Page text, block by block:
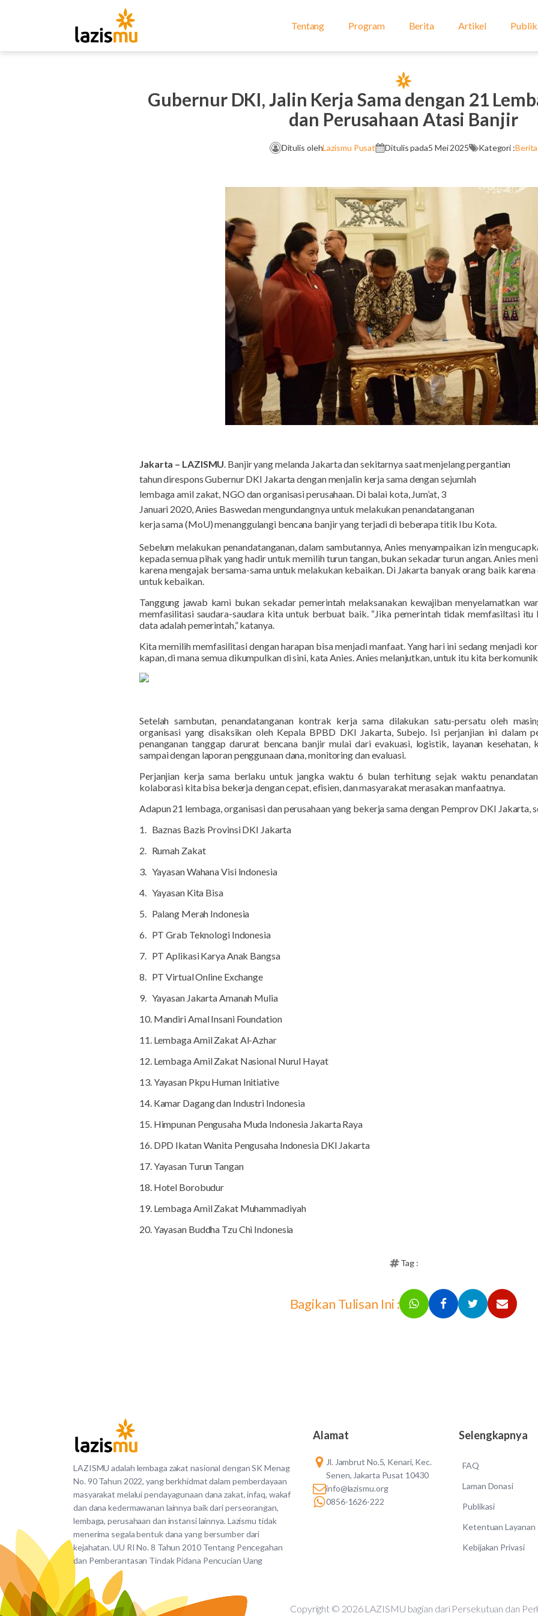
Tentang Program Berita Artikel
Gubernur DKI, Jalin Kerja Sama dengan 21
dan Perusahaan Atasi Banjir
Ditulis olehLazismu Pusat Ditulis pada5 Mei 2025 Kategori :Berita
Jakarta – LAZISMU. Banjir yang melanda Jakarta dan sekitarnya saat menjelang pergantian
tahun direspons Gubernur DKI Jakarta dengan menjalin kerjasama dengan sejumlah
lembaga amil zakat, NGO dan organisasi perusahaan. Di balai kota, Jum’at, 3
Januari 2020, Anies Baswedan mengundangnya untuk melakukan penandatanganan
kerjasama (MoU) menanggulangi bencana banjir yang terjadi di beberapa titik Ibu Kota.
Sebelum melakukan penandatanganan, dalam sambutannya, Anies menyampaikan izin
kepada semua pihak yang hadir untuk memilih turun tangan, bukan sekadar turun angan.Anies
karena mengajak bersama-sama untuk melakukan kebaikan. Di Jakarta banyak orang baik
untuk kebaikan.
Tanggung jawab kami bukan sekadar pemerintah melaksanakan kewajiban menyelamatkan
memfasilitasi saudara-saudara kita untuk berbuat baik. “Jika pemerintah tidak memfasiltasi itu
data adalah pemerintah,” katanya.
Kita memilih memfasilitasi dengan harapan bisa menjadi manfaat. Yang hari ini sedang menjadi
kapan, di mana semua dikumpulkan di sini, kata Anies.Anies melanjutkan, untuk itu kita
Setelah sambutan, penandatanganan kontrak kerja sama dilakukan satu-persatu oleh
organisasi yang disaksikan oleh Kepala BPBD DKI Jakarta, Subejo. Isi perjanjian ini dalam
penanganan tanggap darurat bencana banjir mulai dari evakuasi, logistik, layanan
sampai dengan laporan penggunaan dana, monitoring dan evaluasi.
Perjanjian kerja sama berlaku untuk jangka waktu 6 bulan terhitung sejak waktu
kolaborasi kita bisa bekerja dengan cepat, efisien, dan masyarakat merasakan manfaatnya.
Adapun21 lembaga, organisasi dan perusahaan yang bekerja sama dengan Pemprov DKI Jakarta,
1. Baznas Bazis Provinsi DKI Jakarta
2. Rumah Zakat
3. Yayasan Wahana Visi Indonesia
4. Yayasan Kita Bisa
5. Palang Merah Indonesia
6. PT Grab Teknologi Indonesia
7. PT Aplikasi Karya Anak Bangsa
8. PT Virtual Online Exchange
9. Yayasan Jakarta Amanah Mulia
10. Mandiri Amal Insani Foundation
11. Lembaga Amil Zakat Al-Azhar
12. Lembaga Amil Zakat Nasional Nurul Hayat
13. Yayasan Pkpu Human Initiative
14. Kamar Dagang dan Industri Indonesia
15. Himpunan Pengusaha Muda Indonesia Jakarta Raya
16. DPD Ikatan Wanita Pengusaha Indonesia DKI Jakarta
17. Yayasan Turun Tangan
18. Hotel Borobudur
19. Lembaga Amil Zakat Muhammadiyah
20. Yayasan Buddha Tzu Chi Indonesia
Tag :
Bagikan Tulisan Ini :
LAZISMU adalah lembaga zakat nasional dengan SK Menag
No. 90 Tahun 2022, yang berkhidmat dalam pemberdayaan
masyarakat melalui pendayagunaan dana zakat, infaq, wakaf
dan dana kedermawanan lainnya baik dari perseorangan,
lembaga, perusahaan dan instansi lainnya. Lazismu tidak
menerima segala bentuk dana yang bersumber dari
kejahatan. UU RI No. 8 Tahun 2010 Tentang Pencegahan
dan Pemberantasan Tindak Pidana Pencucian Uang
Alamat
Jl. Jambrut No.5, Kenari, Kec.
Senen, Jakarta Pusat 10430
info@lazismu.org
0856-1626-222
Selengkapnya
FAQ
Laman Donasi
Publikasi
Ketentuan Layanan
Kebijakan Privasi
Copyright © 2026 LAZISMU bagian dari Persekutuan dan